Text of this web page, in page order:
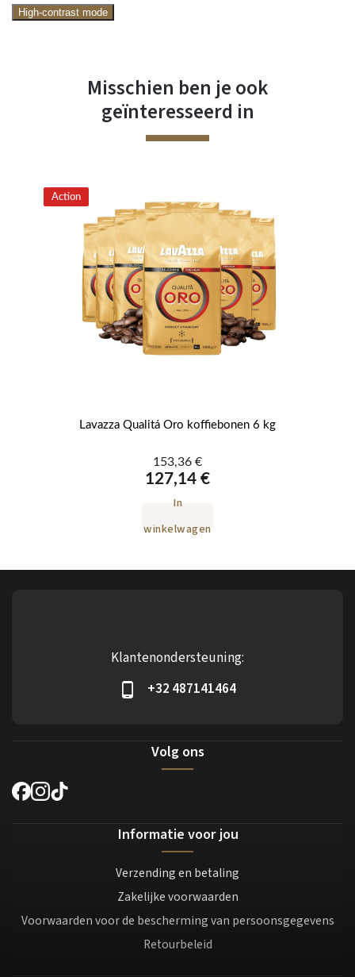
High-contrast mode
Misschien ben je ook
geïnteresseerd in
Action
Lavazza Qualitá Oro koffiebonen 6 kg
153,36 €
127,14 €
In
winkelwagen
Klantenondersteuning:
+32 487141464
Volg ons
Informatie voor jou
Verzending en betaling
Zakelijke voorwaarden
Voorwaarden voor de bescherming van persoonsgegevens
Retourbeleid